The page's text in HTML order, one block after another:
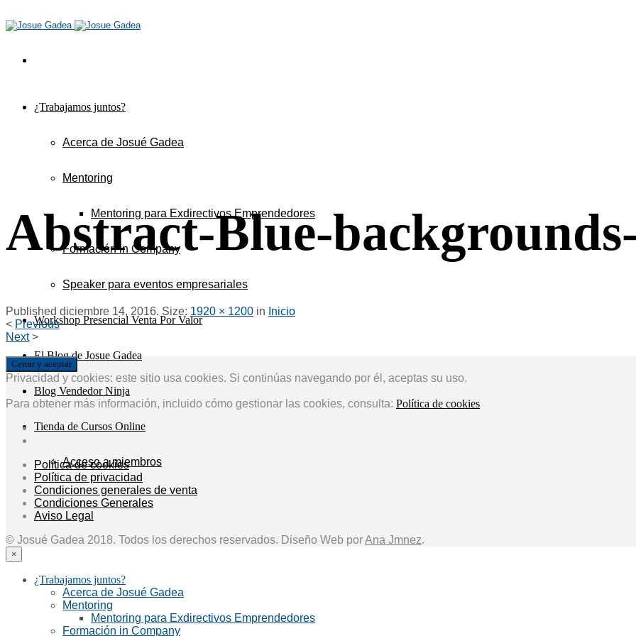
¿Trabajamos juntos?
Acerca de Josué Gadea
Mentoring
Mentoring para Exdirectivos Emprendedores
Formación in Company
Speaker para eventos empresariales
Workshop Presencial Venta Por Valor
El Blog de Josue Gadea
Blog Vendedor Ninja
Tienda de Cursos Online
Acceso a miembros
Abstract-Blue-
Published diciembre 14, 2016. Size: 1920 × 1200 in Inicio
< Previous
Next >
Privacidad y cookies: este sitio usa cookies. Si continúas navegando por él, aceptas su uso.
Para obtener más información, incluido cómo gestionar las cookies, consulta: Política de cookies
Política de cookies
Política de privacidad
Condiciones generales de venta
Condiciones Generales
Aviso Legal
© Josué Gadea 2018. Todos los derechos reservados. Diseño Web porAna Jmnez.
×
¿Trabajamos juntos?
Acerca de Josué Gadea
Mentoring
Mentoring para Exdirectivos Emprendedores
Formación in Company